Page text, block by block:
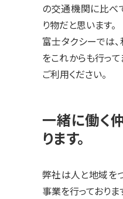
の交通機関に比べ
り物だと思います。
富士タクシーでは
をこれからも行って
ご利用ください。
一緒に働く
ります。
弊社は人と地域を
事業を行っておりま